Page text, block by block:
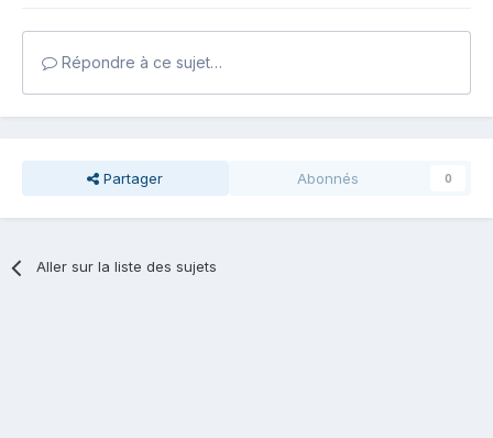
Répondre à ce sujet…
Partager Abonnés 0
Aller sur la liste des sujets